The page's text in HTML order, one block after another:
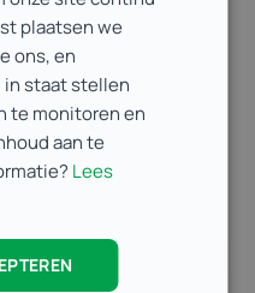
met AI:
je
versnelt
interne tools
zouden
hier, een
tool die wat
plaatsen we
ons, en
staat stellen
te monitoren en
aan te
Lees